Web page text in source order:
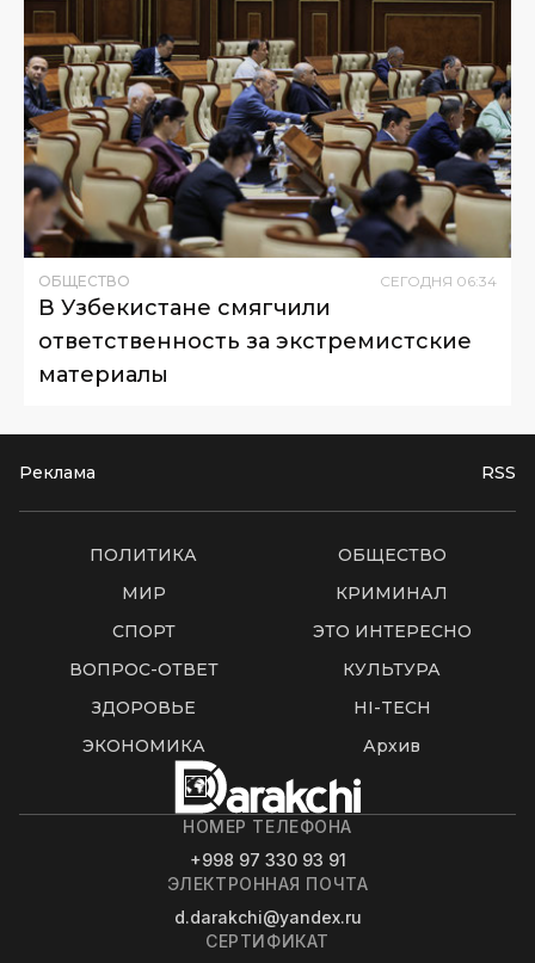
ОБЩЕСТВО СЕГОДНЯ 06:34
В Узбекистане смягчили
ответственность за экстремистские
материалы
Реклама RSS
ПОЛИТИКА
ОБЩЕСТВО
МИР
КРИМИНАЛ
СПОРТ
ЭТО ИНТЕРЕСНО
ВОПРОС-ОТВЕТ
КУЛЬТУРА
ЗДОРОВЬЕ
HI-TECH
ЭКОНОМИКА
Архив
НОМЕР ТЕЛЕФОНА
+998 97 330 93 91
ЭЛЕКТРОННАЯ ПОЧТА
d.darakchi@yandex.ru
СЕРТИФИКАТ